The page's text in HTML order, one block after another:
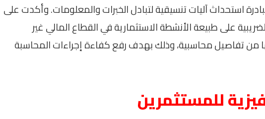
استحداث آليات تنسيقية لتبادل الخبرات والمعلومات. وأكدت على
على طبيعة الأنشطة الاستثمارية في القطاع المالي غير
من تفاصيل محاسبية، وذلك بهدف رفع كفاءة إجراءات المحاسبة
للمستثمرين